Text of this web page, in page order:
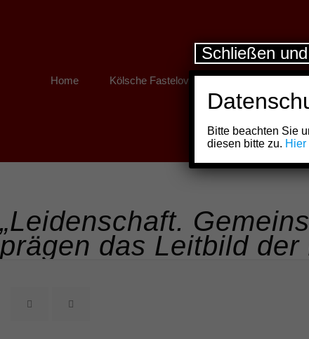
Home Kölsche Fastelovend
„Leidenschaft.
prägen das Leitbild
Bitte beachten Sie
diesen bitte zu.
Schließen